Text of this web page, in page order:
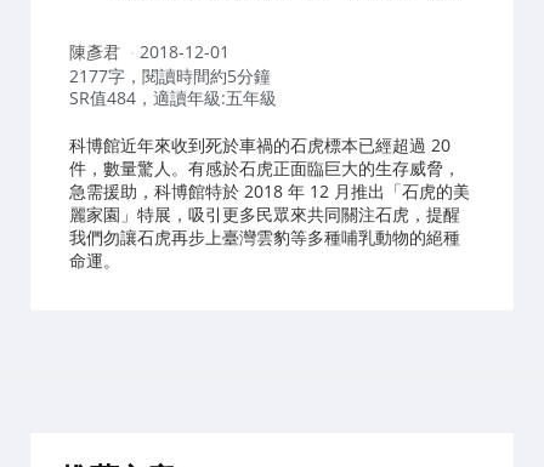
作
者：
陳彥君
2018-12-01
2177字，閱讀時間約5分鐘
SR值484，適讀年級:五年級
科博館近年來收到死於車禍的石虎標本已經超過 20
件，數量驚人。有感於石虎正面臨巨大的生存威脅，
急需援助，科博館特於 2018 年 12 月推出「石虎的美
麗家園」特展，吸引更多民眾來共同關注石虎，提醒
我們勿讓石虎再步上臺灣雲豹等多種哺乳動物的絕種
命運。